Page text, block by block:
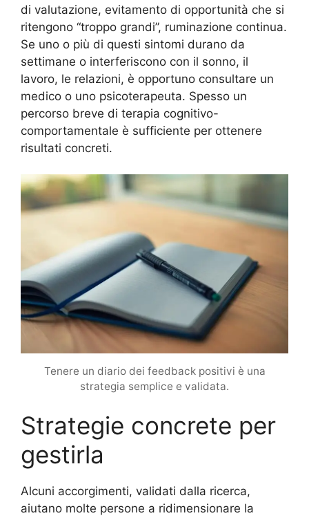
di valutazione, evitamento di opportunità che si
ritengono “troppo grandi”, ruminazione continua.
Se uno o più di questi sintomi durano da
settimane o interferiscono con il sonno, il
lavoro, le relazioni, è opportuno consultare un
medico o uno psicoterapeuta. Spesso un
percorso breve di terapia cognitivo-
comportamentale è sufficiente per ottenere
risultati concreti.
Tenere un diario dei feedback positivi è una
strategia semplice e validata.
Strategie concrete per
gestirla
Alcuni accorgimenti, validati dalla ricerca,
aiutano molte persone a ridimensionare la